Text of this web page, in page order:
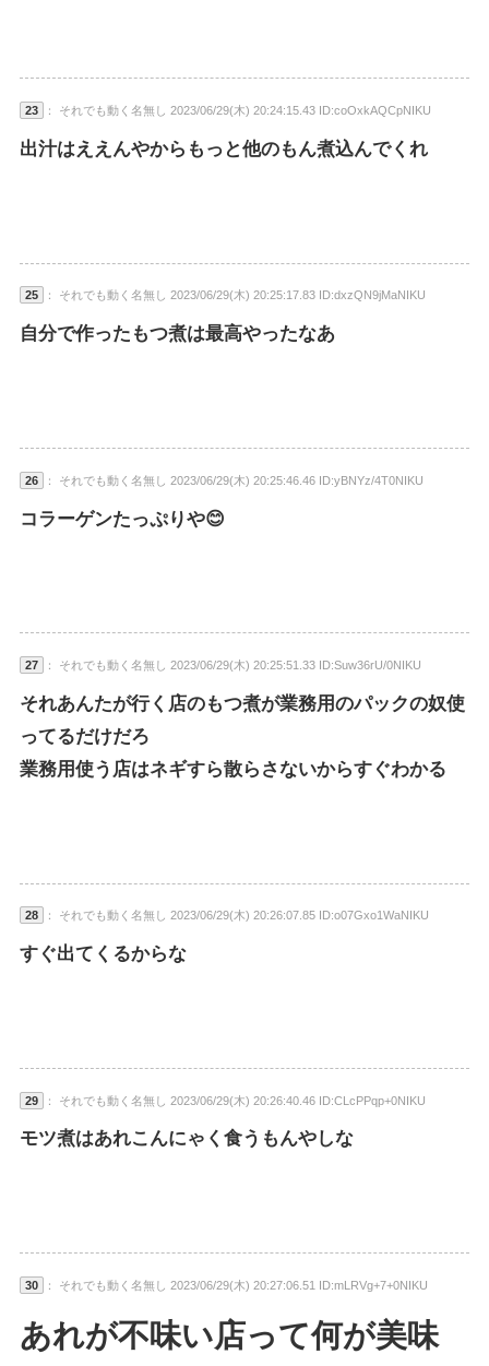
23 ： それでも動く名無し 2023/06/29(木) 20:24:15.43 ID:coOxkAQCpNIKU
出汁はええんやからもっと他のもん煮込んでくれ
25 ： それでも動く名無し 2023/06/29(木) 20:25:17.83 ID:dxzQN9jMaNIKU
自分で作ったもつ煮は最高やったなあ
26 ： それでも動く名無し 2023/06/29(木) 20:25:46.46 ID:yBNYz/4T0NIKU
コラーゲンたっぷりや😊
27 ： それでも動く名無し 2023/06/29(木) 20:25:51.33 ID:Suw36rU/0NIKU
それあんたが行く店のもつ煮が業務用のパックの奴使
ってるだけだろ
業務用使う店はネギすら散らさないからすぐわかる
28 ： それでも動く名無し 2023/06/29(木) 20:26:07.85 ID:o07Gxo1WaNIKU
すぐ出てくるからな
29 ： それでも動く名無し 2023/06/29(木) 20:26:40.46 ID:CLcPPqp+0NIKU
モツ煮はあれこんにゃく食うもんやしな
30 ： それでも動く名無し 2023/06/29(木) 20:27:06.51 ID:mLRVg+7+0NIKU
あれが不味い店って何が美味